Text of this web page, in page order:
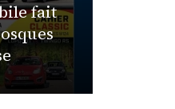
fait